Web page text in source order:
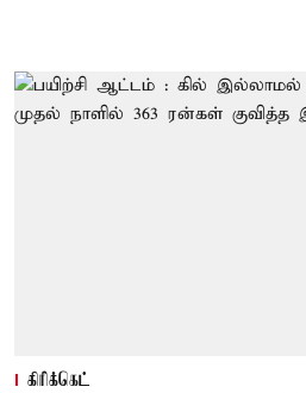
கிரிக்கெட்